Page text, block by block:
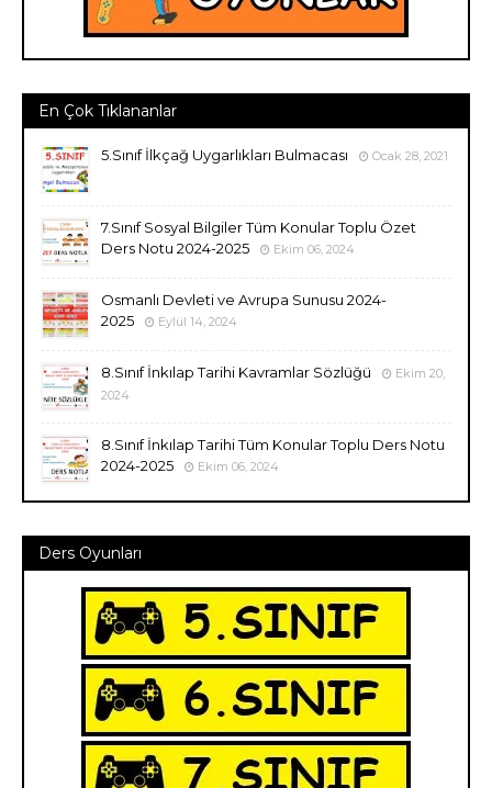
En Çok Tıklananlar
5.Sınıf İlkçağ Uygarlıkları Bulmacası Ocak 28, 2021
7.Sınıf Sosyal Bilgiler Tüm Konular Toplu Özet
Ders Notu 2024-2025
Ekim 06, 2024
Osmanlı Devleti ve Avrupa Sunusu 2024-
2025
Eylül 14, 2024
8.Sınıf İnkılap Tarihi Kavramlar Sözlüğü
Ekim 20,
2024
8.Sınıf İnkılap Tarihi Tüm Konular Toplu Ders Notu
2024-2025
Ekim 06, 2024
Ders Oyunları